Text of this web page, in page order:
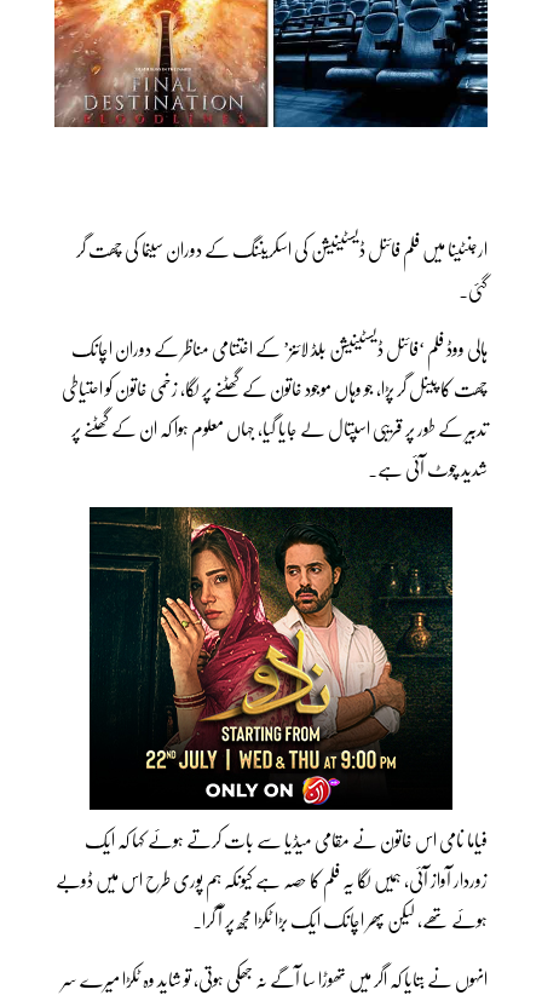
ارجنٹینا میں فلم فائنل ڈیسٹینیشن کی اسکریننگ کے دوران سینما کی چھت گر
گئی۔
ہالی ووڈ فلم ‘فائنل ڈیسٹینیشن بلڈ لائنز’ کے اختتامی مناظر کے دوران اچانک
چھت کا پینل گر پڑا، جو وہاں موجود خاتون کے گھٹنے پر لگا، زخمی خاتون کو احتیاطی
تدبیر کے طور پر قریبی اسپتال لے جایا گیا، جہاں معلوم ہوا کہ ان کے گھٹنے پر
شدید چوٹ آئی ہے۔
فیاما نامی اس خاتون نے مقامی میڈیا سے بات کرتے ہوئے کہا کہ ایک
زوردار آواز آئی، ہمیں لگا یہ فلم کا حصہ ہے کیونکہ ہم پوری طرح اس میں ڈوبے
ہوئے تھے، لیکن پھر اچانک ایک بڑا ٹکڑا مجھ پر آ گرا۔
انہوں نے بتایا کہ اگر میں تھوڑا سا آگے نہ جھکی ہوتی، تو شاید وہ ٹکڑا میرے سر